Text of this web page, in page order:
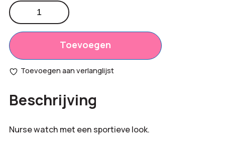
Productprijs:
Totaal
opties:
€0,00
totaal:
Nurse
watch
analoog
aantal
Toevoegen
Toevoegen aan verlanglijst
Beschrijving
Nurse watch met een sportieve look.